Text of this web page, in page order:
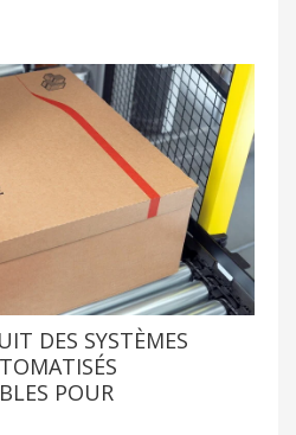
DES SYSTÈMES
POUR